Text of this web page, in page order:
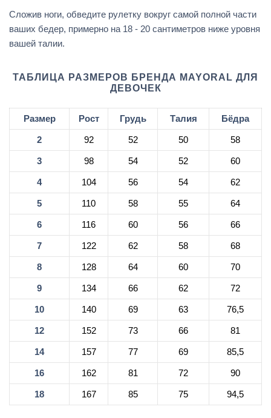
Сложив ноги, обведите рулетку вокруг самой полной части
ваших бедер, примерно на 18 - 20 сантиметров ниже уровня
вашей талии.
ТАБЛИЦА РАЗМЕРОВ БРЕНДА MAYORAL ДЛЯ
ДЕВОЧЕК
Размер Рост Грудь Талия Бёдра
2 92 52 50 58
3 98 54 52 60
4 104 56 54 62
5 110 58 55 64
6 116 60 56 66
7 122 62 58 68
8 128 64 60 70
9 134 66 62 72
10 140 69 63 76,5
12 152 73 66 81
14 157 77 69 85,5
16 162 81 72 90
18 167 85 75 94,5